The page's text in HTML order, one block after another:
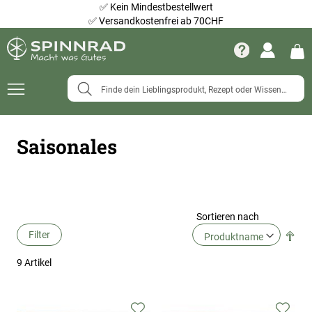
✅ Kein Mindestbestellwert
✅Versandkostenfrei ab 70CHF
Navigation
Saisonales
Filter
9 Artikel
Sortieren nach
Zur Zur